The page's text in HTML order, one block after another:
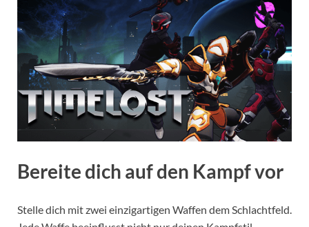
Bereite dich auf den Kampf vor
Stelle dich mit zwei einzigartigen Waffen dem Schlachtfeld.